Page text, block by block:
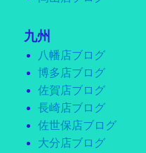
九州
八幡店ブログ
博多店ブログ
佐賀店ブログ
長崎店ブログ
佐世保店ブログ
大分店ブログ